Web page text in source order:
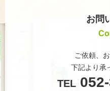
お問
ご依頼、
下記より承
TEL052-